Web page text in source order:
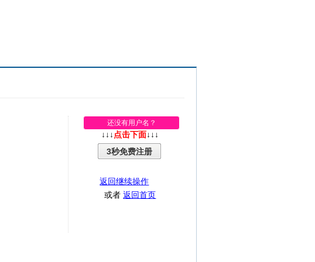
还没有用户名？
↓↓↓ 点击下面 ↓↓↓
3秒免费注册
返回继续操作
或者返回首页